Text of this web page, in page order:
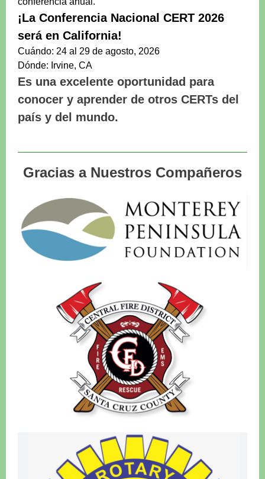
¡La Conferencia Nacional CERT 2026
será en California!
Cuándo: 24 al 29 de agosto, 2026
Dónde: Irvine, CA
Es una excelente oportunidad para
conocer y aprender de otros CERTs del
país y del mundo.
Gracias a Nuestros Compañeros